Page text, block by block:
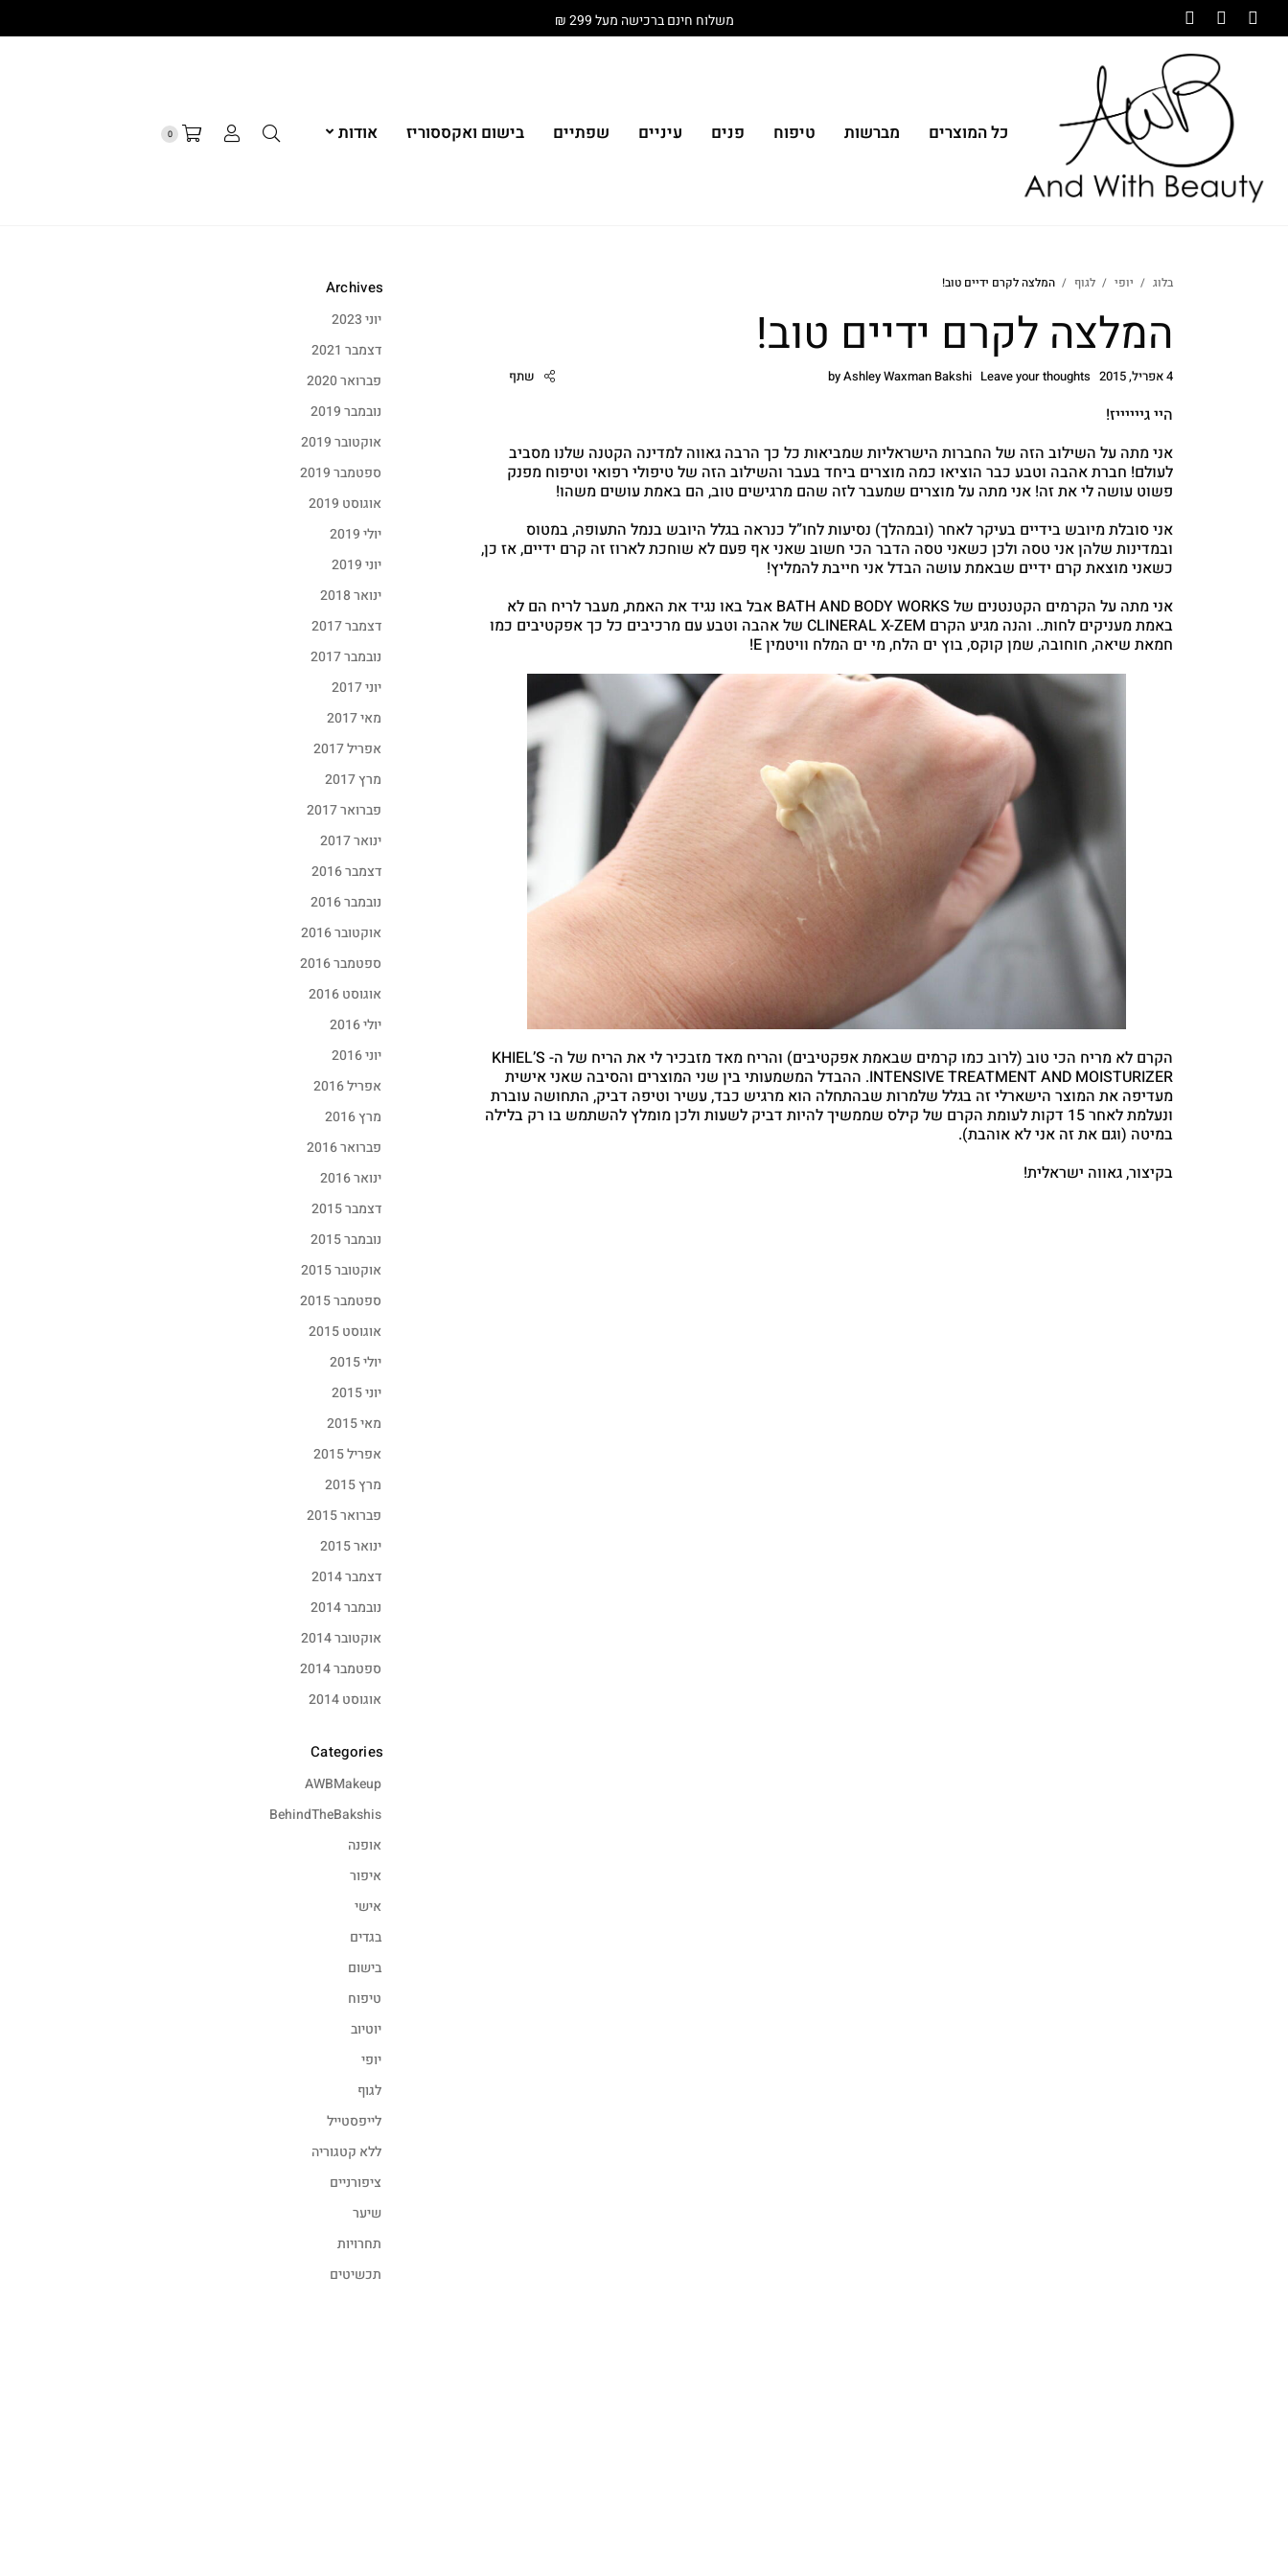
משלוח חינם ברכישה מעל 299 ₪
כל המוצרים מברשות טיפוח פנים עיניים שפתיים בישום ואקססוריז אודות 0
בלוג יופי לגוף המלצה לקרם ידיים טוב!
המלצה לקרם ידיים טוב!
4 אפריל, 2015 byAshley Waxman Bakshi Leave your thoughts שתף
היי גייייייז!
אני מתה על השילוב הזה של החברות הישראליות שמביאות כל כך הרבה גאווה למדינה הקטנה שלנו מסביב
לעולם! חברת אהבה וטבע כבר הוציאו כמה מוצרים ביחד בעבר והשילוב הזה של טיפולי רפואי וטיפוח מפנק
פשוט עושה לי את זה! אני מתה על מוצרים שמעבר לזה שהם מרגישים טוב, הם באמת עושים משהו!
אני סובלת מיובש בידיים בעיקר לאחר (ובמהלך) נסיעות לחו”ל כנראה בגלל היובש בנמל התעופה, במטוס
ובמדינות שלהן אני טסה ולכן כשאני טסה הדבר הכי חשוב שאני אף פעם לא שוחכת לארוז זה קרם ידיים, אז כן,
כשאני מוצאת קרם ידיים שבאמת עושה הבדל אני חייבת להמליץ!
אני מתה על הקרמים הקטנטנים של BATH AND BODY WORKS אבל באו נגיד את האמת, מעבר לריח הם לא
באמת מעניקים לחות.. והנה מגיע הקרם CLINERAL X-ZEM של אהבה וטבע עם מרכיבים כל כך אפקטיבים כמו
חמאת שיאה, חוחובה, שמן קוקס, בוץ ים הלח, מי ים המלח וויטמין E!
הקרם לא מריח הכי טוב (לרוב כמו קרמים שבאמת אפקטיבים) והריח מאד מזבכיר לי את הריח של ה- KHIEL’S
INTENSIVE TREATMENT AND MOISTURIZER. ההבדל המשמעותי בין שני המוצרים והסיבה שאני אישית
מעדיפה את המוצר הישארלי זה בגלל שלמרות שבהתחלה הוא מרגיש כבד, עשיר וטיפה דביק, התחושה עוברת
ונעלמת לאחר 15 דקות לעומת הקרם של קילס שממשיך להיות דביק לשעות ולכן מומלץ להשתמש בו רק בלילה
במיטה (וגם את זה אני לא אוהבת).
בקיצור, גאווה ישראלית!
Archives
יוני 2023
דצמבר 2021
פברואר 2020
נובמבר 2019
אוקטובר 2019
ספטמבר 2019
אוגוסט 2019
יולי 2019
יוני 2019
ינואר 2018
דצמבר 2017
נובמבר 2017
יוני 2017
מאי 2017
אפריל 2017
מרץ 2017
פברואר 2017
ינואר 2017
דצמבר 2016
נובמבר 2016
אוקטובר 2016
ספטמבר 2016
אוגוסט 2016
יולי 2016
יוני 2016
אפריל 2016
מרץ 2016
פברואר 2016
ינואר 2016
דצמבר 2015
נובמבר 2015
אוקטובר 2015
ספטמבר 2015
אוגוסט 2015
יולי 2015
יוני 2015
מאי 2015
אפריל 2015
מרץ 2015
פברואר 2015
ינואר 2015
דצמבר 2014
נובמבר 2014
אוקטובר 2014
ספטמבר 2014
אוגוסט 2014
Categories
AWBMakeup
BehindTheBakshis
אופנה
איפור
אישי
בגדים
בישום
טיפוח
יוטיוב
יופי
לגוף
לייפסטייל
ללא קטגוריה
ציפורניים
שיער
תחרויות
תכשיטים